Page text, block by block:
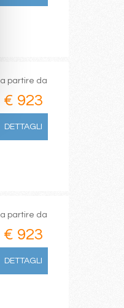
a partire da
€ 923
DETTAGLI
a partire da
€ 923
DETTAGLI